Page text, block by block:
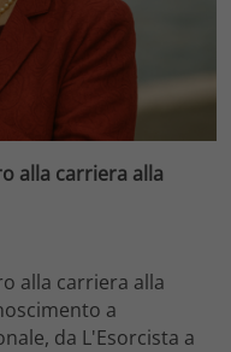
alla carriera alla
alla carriera alla
a
da L'Esorcista a